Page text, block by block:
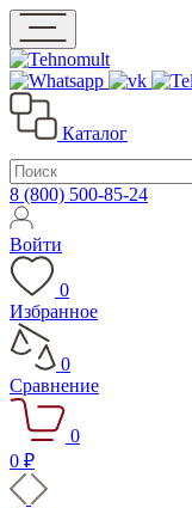
Каталог
8 (800) 500-85-24
Войти
0
Избранное
0
Сравнение
0
0 ₽